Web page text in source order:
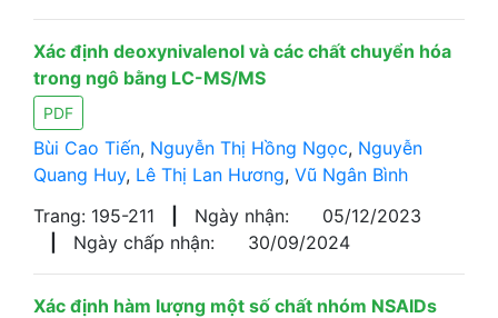
Xác định deoxynivalenol và các chất chuyển hóa
trong ngô bằng LC-MS/MS
PDF
Bùi Cao Tiến, Nguyễn Thị Hồng Ngọc, Nguyễn
Quang Huy, Lê Thị Lan Hương, Vũ Ngân Bình
Trang: 195-211
Ngày nhận:
05/12/2023
Ngày chấp nhận: 30/09/2024
Xác định hàm lượng một số chất nhóm NSAIDs